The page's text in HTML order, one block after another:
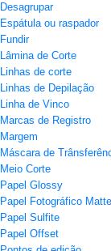
Desagrupar
Espátula ou raspador
Fundir
Lâmina de Corte
Linhas de corte
Linhas de Depilação
Linha de Vinco
Marcas de Registro
Margem
Máscara de
Meio Corte
Papel Glossy
Papel Fotográfico Matte
Papel Sulfite
Papel Offset